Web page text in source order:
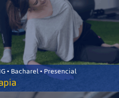
• Bacharel • Presencial